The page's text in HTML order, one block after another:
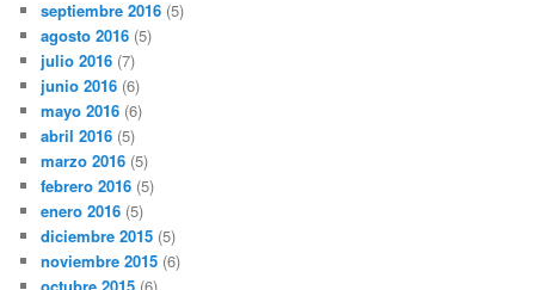
septiembre 2016 (5)
agosto 2016 (5)
julio 2016 (7)
junio 2016 (6)
mayo 2016 (6)
abril 2016 (5)
marzo 2016 (5)
febrero 2016 (5)
enero 2016 (5)
diciembre 2015 (5)
noviembre 2015 (6)